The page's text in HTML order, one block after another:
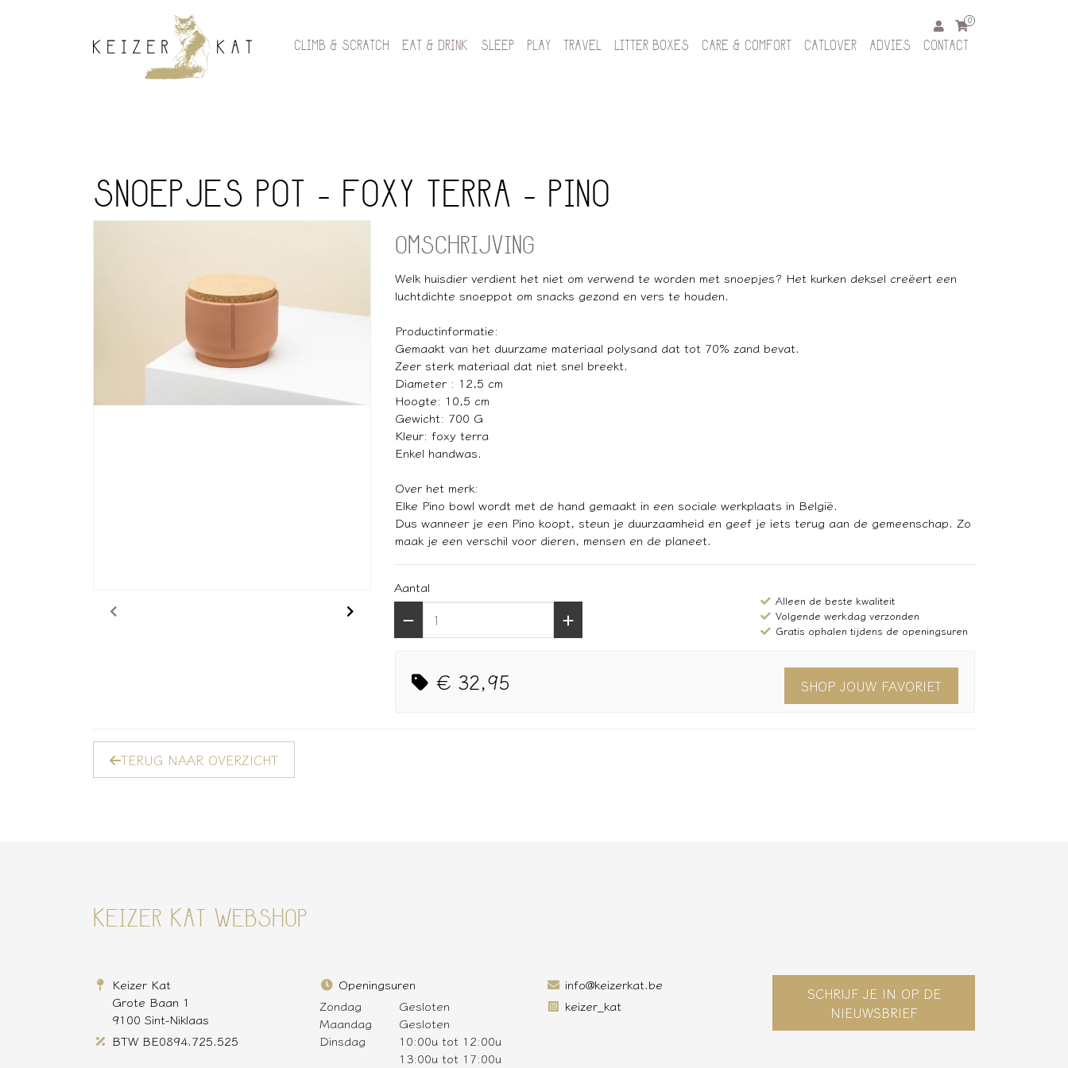
0
CLIMB & SCRATCH EAT & DRINK SLEEP PLAY TRAVEL LITTER BOXES CARE & COMFORT CATLOVER ADVIES CONTACT
SNOEPJES POT - FOXY TERRA - PINO
OMSCHRIJVING
Welk huisdier verdient het niet om verwend te worden met snoepjes? Het kurken deksel creëert een
luchtdichte snoeppot om snacks gezond en vers te houden.
Productinformatie:
Gemaakt van het duurzame materiaal polysand dat tot 70% zand bevat.
Zeer sterk materiaal dat niet snel breekt.
Diameter : 12,5 cm
Hoogte: 10,5 cm
Gewicht: 700 G
Kleur: foxy terra
Enkel handwas.
Over het merk:
Elke Pino bowl wordt met de hand gemaakt in een sociale werkplaats in België.
Dus wanneer je een Pino koopt, steun je duurzaamheid en geef je iets terug aan de gemeenschap. Zo
maak je een verschil voor dieren, mensen en de planeet.
Aantal
Alleen de beste kwaliteit
Volgende werkdag verzonden
Gratis ophalen tijdens de openingsuren
€ 32,95 SHOP JOUW FAVORIET
TERUG NAAR OVERZICHT
KEIZER KAT WEBSHOP
Keizer Kat
Grote Baan 1
9100 Sint-Niklaas
BTW BE0894.725.525
Openingsuren
Zondag
Gesloten
Maandag
Gesloten
Dinsdag
10:00u tot 12:00u
13:00u tot 17:00u
info@keizerkat.be
keizer_kat
SCHRIJF JE IN OP DE
NIEUWSBRIEF